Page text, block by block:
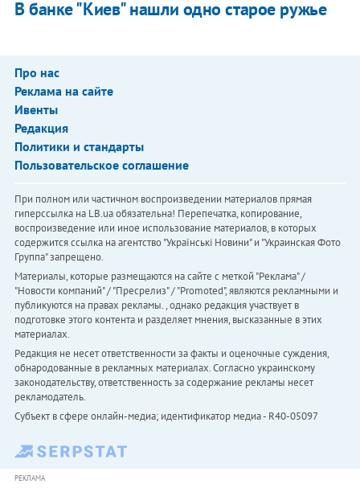
В банке "Киев" нашли одно старое ружье
Про нас
Реклама на сайте
Ивенты
Редакция
Политики и стандарты
Пользовательское соглашение
При полном или частичном воспроизведении материалов прямая
гиперссылка на LB.ua обязательна! Перепечатка, копирование,
воспроизведение или иное использование материалов, в которых
содержится ссылка на агентство "Українськi Новини" и "Украинская Фото
Группа" запрещено.
Материалы, которые размещаются на сайте с меткой "Реклама" /
"Новости компаний" / "Пресрелиз" / "Promoted", являются рекламными и
публикуются на правах рекламы. , однако редакция участвует в
подготовке этого контента и разделяет мнения, высказанные в этих
материалах.
Редакция не несет ответственности за факты и оценочные суждения,
обнародованные в рекламных материалах. Согласно украинскому
законодательству, ответственность за содержание рекламы несет
рекламодатель.
Субъект в сфере онлайн-медиа; идентификатор медиа - R40-05097
РЕКЛАМА